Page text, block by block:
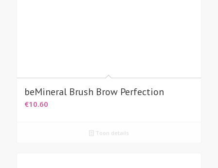
beMineral Brush Brow Perfection
€10.60
Toon details